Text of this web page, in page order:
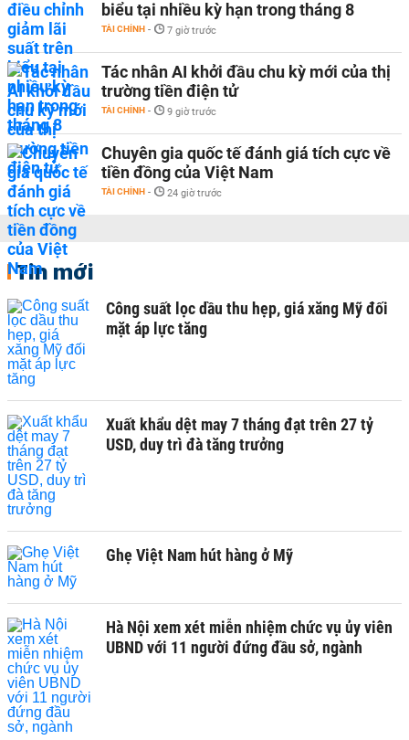
biểu tại nhiều kỳ hạn trong tháng 8
TÀI CHÍNH - 7 giờ trước
Tác nhân AI khởi đầu chu kỳ mới của thị
trường tiền điện tử
TÀI CHÍNH - 9 giờ trước
Chuyên gia quốc tế đánh giá tích cực về
tiền đồng của Việt Nam
TÀI CHÍNH - 24 giờ trước
Tin mới
Công suất lọc dầu thu hẹp, giá xăng Mỹ đối
mặt áp lực tăng
Xuất khẩu dệt may 7 tháng đạt trên 27 tỷ
USD, duy trì đà tăng trưởng
Ghẹ Việt Nam hút hàng ở Mỹ
Hà Nội xem xét miễn nhiệm chức vụ ủy viên
UBND với 11 người đứng đầu sở, ngành